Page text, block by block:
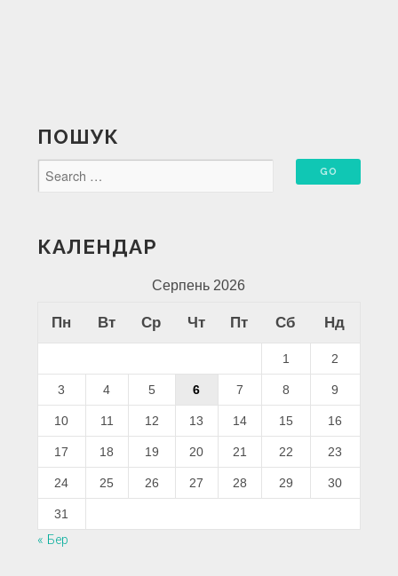
ПОШУК
КАЛЕНДАР
Серпень 2026
Пн Вт Ср Чт Пт Сб Нд
1 2
3 4 5 6 7 8 9
10 11 12 13 14 15 16
17 18 19 20 21 22 23
24 25 26 27 28 29 30
31
« Бер